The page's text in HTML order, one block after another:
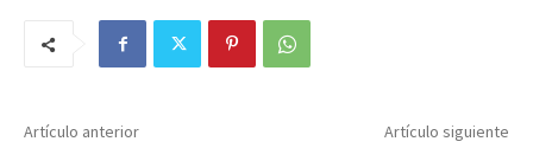
Artículo anterior Artículo siguiente